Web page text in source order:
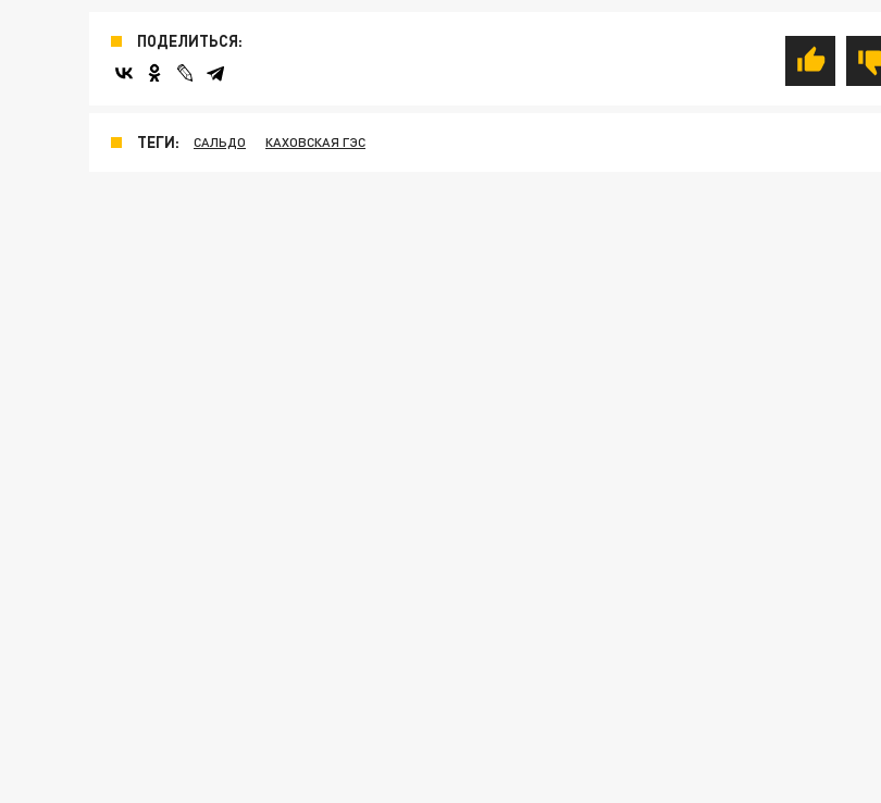
ПОДЕЛИТЬСЯ:
ТЕГИ: САЛЬДО КАХОВСКАЯ ГЭС